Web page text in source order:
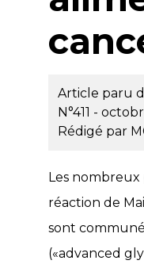
Article paru
N°411 -
Rédigé par
Les nombreux
réaction de
sont
(«advanced